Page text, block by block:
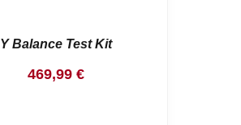
Y Balance Test Kit
469,99€